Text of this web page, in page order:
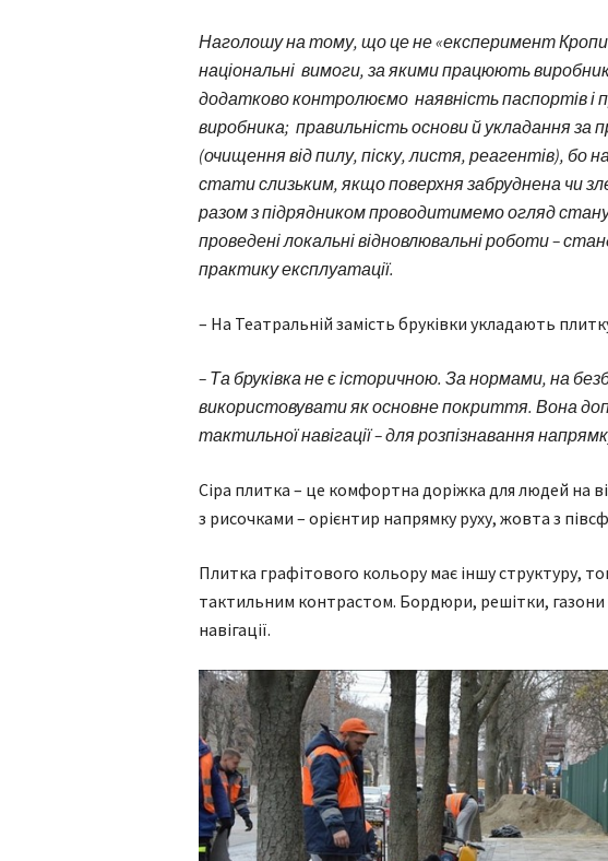
Наголошу на тому, що це не «експеримент
національні вимоги, за якими працюють
додатково контролюємо наявність паспортів і
виробника; правильність основи й укладання
(очищення від пилу, піску, листя, реагентів),
стати слизьким, якщо поверхня забруднена чи
разом з підрядником проводитимемо огляд
проведені локальні відновлювальні роботи –
практику експлуатації.
– На Театральній замість бруківки укладають
– Та бруківка не є історичною. За нормами, на
використовувати як основне покриття. Вона
тактильної навігації – для розпізнавання
Сіра плитка – це комфортна доріжка для людей на
з рисочками – орієнтир напрямку руху, жовта з
Плитка графітового кольору має іншу структуру,
тактильним контрастом. Бордюри, решітки,
навігації.